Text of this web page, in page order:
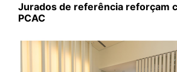
Jurados de referência reforçam
PCAC